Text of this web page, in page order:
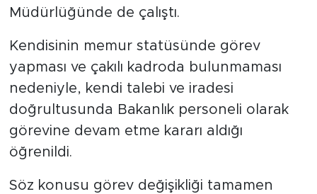
Müdürlüğünde de çalıştı.
Kendisinin memur statüsünde görev
yapması ve çakılı kadroda bulunmaması
nedeniyle, kendi talebi ve iradesi
doğrultusunda Bakanlık personeli olarak
görevine devam etme kararı aldığı
öğrenildi.
Söz konusu görev değişikliği tamamen